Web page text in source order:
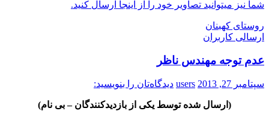
شما نیز میتوانید تصاویر خود را از اینجا ارسال کنید.
روستای کهبنان
ارسالی کاربران
عدم توجه مهندس ناظر
سپتامبر 27, 2013 users دیدگاه‌تان را بنویسید:
(ارسال شده توسط یکی از بازدیدکنندگان – بی نام)